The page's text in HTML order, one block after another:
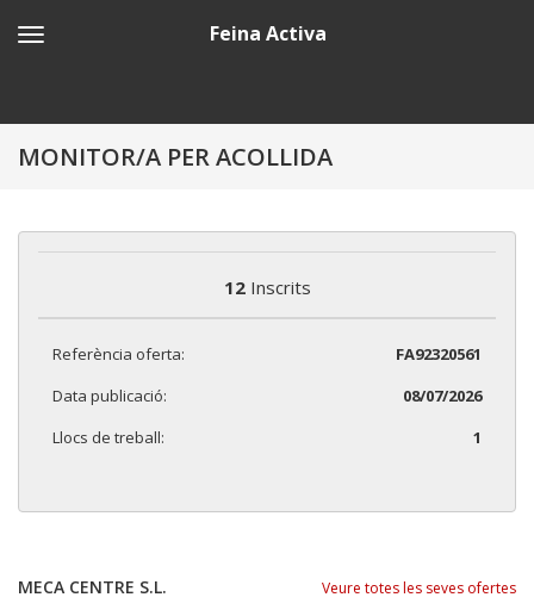
Feina Activa
MONITOR/A PER ACOLLIDA
12Inscrits
Referència oferta:
FA92320561
Data publicació:
08/07/2026
Llocs de treball:
1
MECA CENTRE S.L. Veure totes les seves ofertes